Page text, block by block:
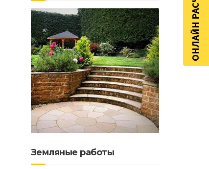
Земляные работы
ОНЛАЙН РАСЧЁТ